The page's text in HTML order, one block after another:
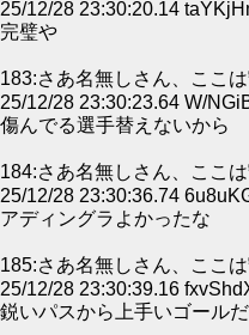
25/12/28 23:30:20.14
完璧や
183:さあ名無しさん、ここ
25/12/28 23:30:23.64 W/
傷んでる選手替えないから
184:さあ名無しさん、ここ
25/12/28 23:30:36.74
アディングラよかったな
185:さあ名無しさん、ここ
25/12/28 23:30:39.16
鋭いパスから上手いゴール